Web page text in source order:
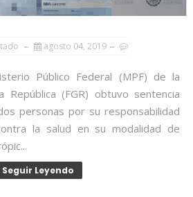
agosto 04, 2019
Público Federal (MPF) de la
República (FGR) obtuvo sentencia
personas por su responsabilidad
la salud en su modalidad de
Seguir Leyendo